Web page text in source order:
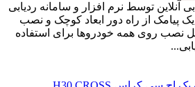
آنلاین توسط نرم افزار و سامانه ردیابی
یک پیامک از راه دور ابعاد کوچک و نصب
نصب روی همه خودروها برای استفاده